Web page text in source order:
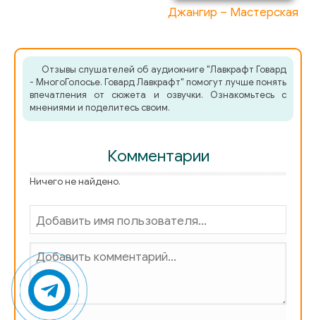
Джангир – Мастерская
Отзывы слушателей об аудиокниге "Лавкрафт Говард
- МногоГолосье. Говард Лавкрафт" помогут лучше понять
впечатления от сюжета и озвучки. Ознакомьтесь с
мнениями и поделитесь своим.
Комментарии
Ничего не найдено.